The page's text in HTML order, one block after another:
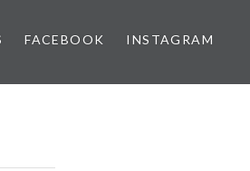
FACEBOOK INSTAGRAM